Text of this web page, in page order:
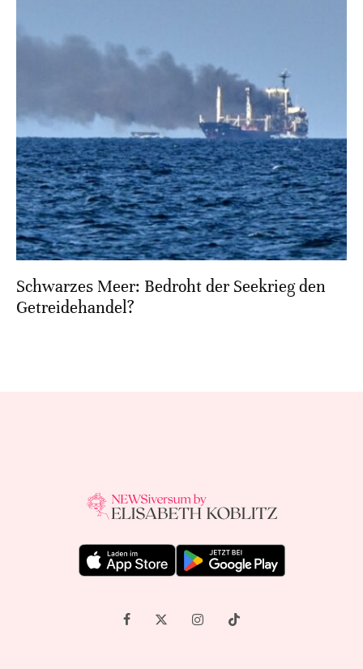
Schwarzes Meer: Bedroht der Seekrieg den
Getreidehandel?